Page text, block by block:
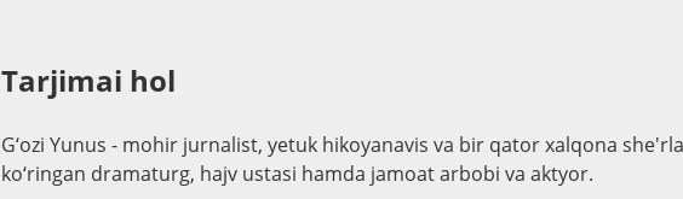
Tarjimai hol
G‘ozi Yunus - mohir jurnalist, yetuk hikoyanavis va bir qator xalqona
ko‘ringan dramaturg, hajv ustasi hamda jamoat arbobi va aktyor.